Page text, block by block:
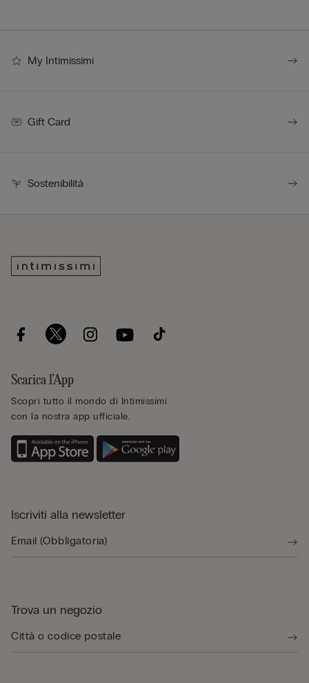
My Intimissimi
Gift Card
Sostenibilità
Scarica l’App
Scopri tutto il mondo di Intimissimi
con la nostra app ufficiale.
Iscriviti alla newsletter
Trova un negozio